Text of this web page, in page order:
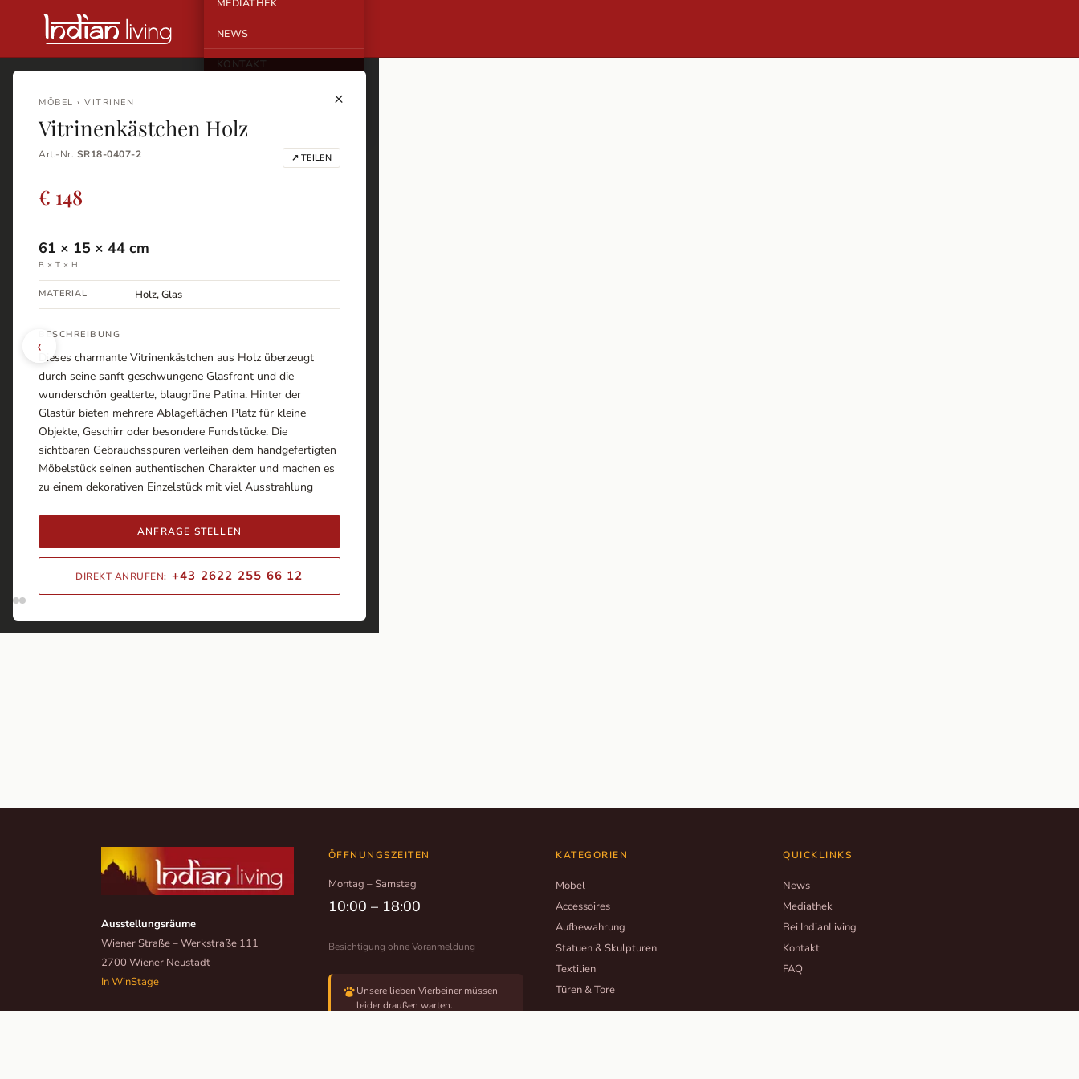
MEDIATHEK
NEWS
KONTAKT
×
‹
MÖBEL › VITRINEN
Vitrinenkästchen Holz
Art.-Nr. SR18-0407-2 ↗ TEILEN
€ 148
61 × 15 × 44 cm
B × T × H
MATERIAL Holz, Glas
BESCHREIBUNG
Dieses charmante Vitrinenkästchen aus Holz überzeugt
durch seine sanft geschwungene Glasfront und die
wunderschön gealterte, blaugrüne Patina. Hinter der
Glastür bieten mehrere Ablageflächen Platz für kleine
Objekte, Geschirr oder besondere Fundstücke. Die
sichtbaren Gebrauchsspuren verleihen dem handgefertigten
Möbelstück seinen authentischen Charakter und machen es
zu einem dekorativen Einzelstück mit viel Ausstrahlung
ANFRAGE STELLEN
DIREKT ANRUFEN: +43 2622 255 66 12
Ausstellungsräume
Wiener Straße – Werkstraße 111
2700 Wiener Neustadt
In WinStage
ÖFFNUNGSZEITEN
Montag – Samstag
10:00 – 18:00
Besichtigung ohne Voranmeldung
Unsere lieben Vierbeiner müssen
leider draußen warten.
KATEGORIEN
Möbel
Accessoires
Aufbewahrung
Statuen & Skulpturen
Textilien
Türen & Tore
QUICKLINKS
News
Mediathek
Bei IndianLiving
Kontakt
FAQ